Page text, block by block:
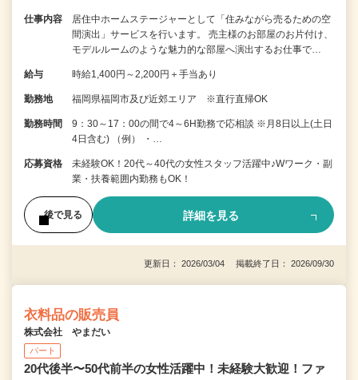
仕事内容
居住中ホームステージャーとして「住みながら売るための空
間演出」サービスを行います。 売主様のお部屋のお片付け、
モデルルームのような魅力的な部屋へ演出するお仕事で…
給与 時給1,400円～2,200円＋手当あり
勤務地 福岡県福岡市及び近郊エリア ※直行直帰OK
勤務時間
9：30～17：00の間で4～6H勤務で応相談 ※月8日以上(土日
4日含む) （例） ・…
応募資格
未経験OK！20代～40代の女性スタッフ活躍中♪Wワーク・副
業・扶養範囲内勤務もOK！
後で見る 詳細を見る
更新日： 2026/03/04 掲載終了日： 2026/09/30
衣料品の販売員
株式会社 やまだい
パート
20代後半〜50代前半の女性活躍中！未経験大歓迎！ファ